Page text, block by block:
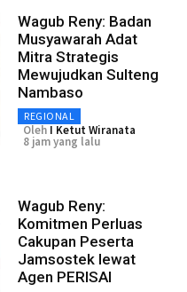
Wagub Reny: Badan
Musyawarah Adat
Mitra Strategis
Mewujudkan Sulteng
Nambaso
REGIONAL
Oleh I Ketut Wiranata
8 jam yang lalu
Wagub Reny:
Komitmen Perluas
Cakupan Peserta
Jamsostek lewat
Agen PERISAI